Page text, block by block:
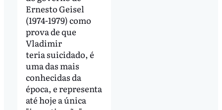
Ernesto Geisel
(1974-1979) como
prova de que
Vladimir
teria suicidado, é
uma das mais
conhecidas da
época, e representa
até hoje a única